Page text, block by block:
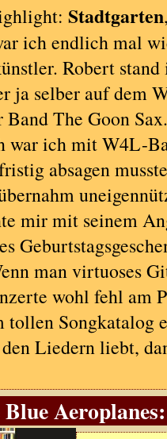
Stadtgarten
ich endlich mal
Robert
ja selber auf dem
The Goon
war ich mit W4L-
absagen
mir mit seinem
man virtuoses
wohl fehl am
tollen Songkatalog
Liedern liebt,
Blue